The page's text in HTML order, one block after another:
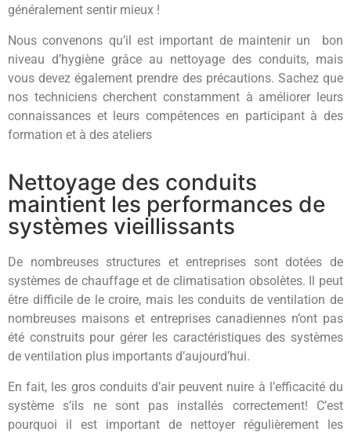
généralement sentir mieux !
Nous convenons qu’il est important de maintenir un bon
niveau d’hygiène grâce au nettoyage des conduits, mais
vous devez également prendre des précautions. Sachez que
nos techniciens cherchent constamment à améliorer leurs
connaissances et leurs compétences en participant à des
formation et à des ateliers
Nettoyage des conduits
maintient les performances de
systèmes vieillissants
De nombreuses structures et entreprises sont dotées de
systèmes de chauffage et de climatisation obsolètes. Il peut
être difficile de le croire, mais les conduits de ventilation de
nombreuses maisons et entreprises canadiennes n’ont pas
été construits pour gérer les caractéristiques des systèmes
de ventilation plus importants d’aujourd’hui.
En fait, les gros conduits d’air peuvent nuire à l’efficacité du
système s’ils ne sont pas installés correctement! C’est
pourquoi il est important de nettoyer régulièrement les